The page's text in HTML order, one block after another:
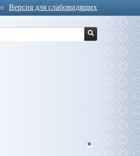
Версия для слабовидящих
1